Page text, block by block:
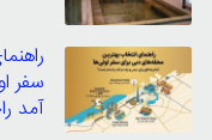
سفر
آمد